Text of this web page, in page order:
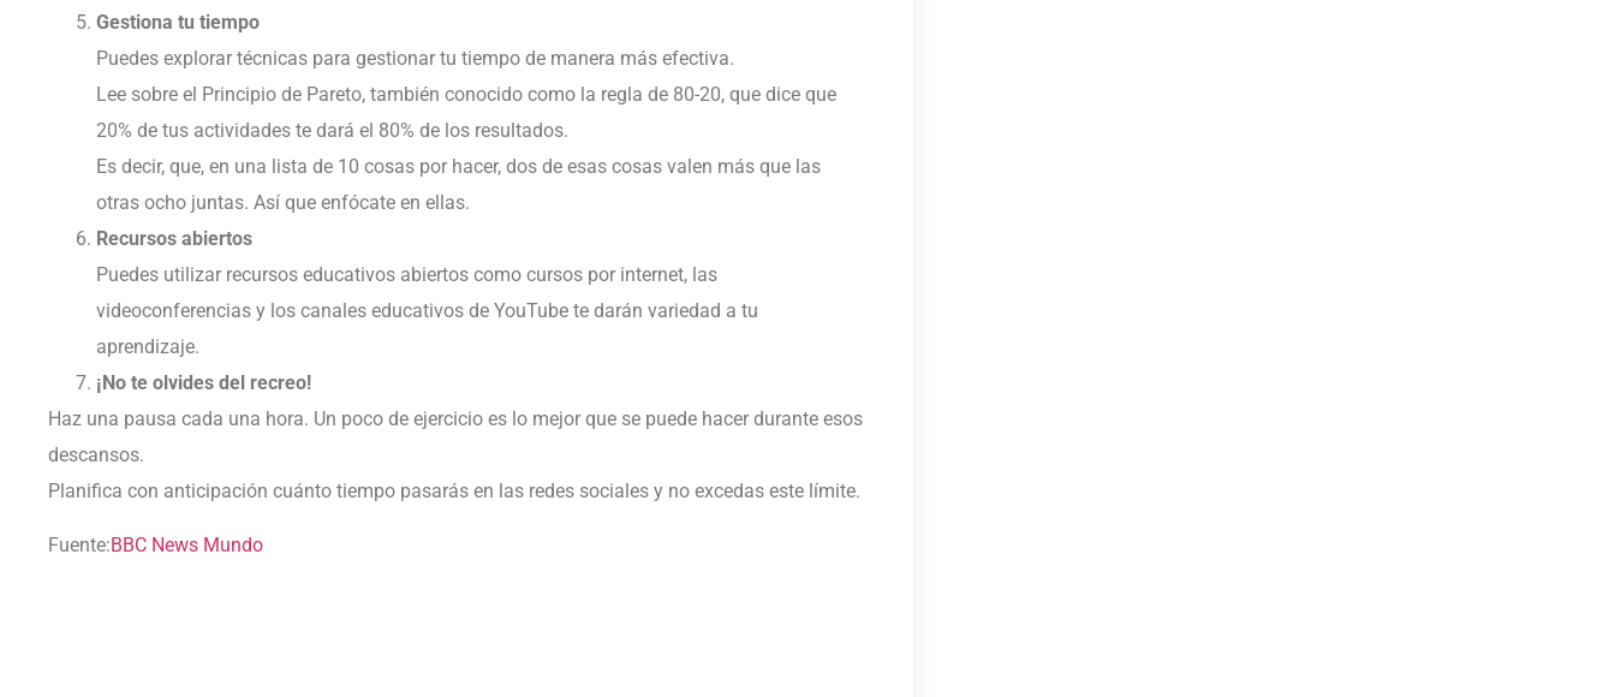
Gestiona tu tiempo
Puedes explorar técnicas para gestionar tu tiempo de manera más efectiva.
Lee sobre el Principio de Pareto, también conocido como la regla de 80-20, que dice que
20% de tus actividades te dará el 80% de los resultados.
Es decir, que, en una lista de 10 cosas por hacer, dos de esas cosas valen más que las
otras ocho juntas. Así que enfócate en ellas.
Recursos abiertos
Puedes utilizar recursos educativos abiertos como cursos por internet, las
videoconferencias y los canales educativos de YouTube te darán variedad a tu
aprendizaje.
¡No te olvides del recreo!
Haz una pausa cada una hora. Un poco de ejercicio es lo mejor que se puede hacer durante esos
descansos.
Planifica con anticipación cuánto tiempo pasarás en las redes sociales y no excedas este límite.
Fuente:BBC News Mundo